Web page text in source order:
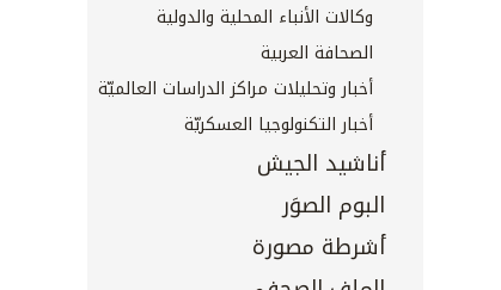
وكالات الأنباء المحلية والدولية
الصحافة العربية
أخبار وتحليلات مراكز الدراسات العالميّة
أخبار التكنولوجيا العسكريّة
أناشيد الجيش
البوم الصوَر
أشرطة مصورة